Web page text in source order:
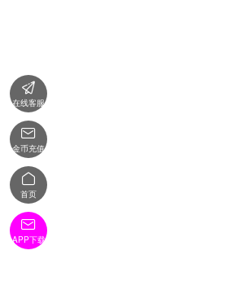

在线客服

金币充值

首页

APP下载